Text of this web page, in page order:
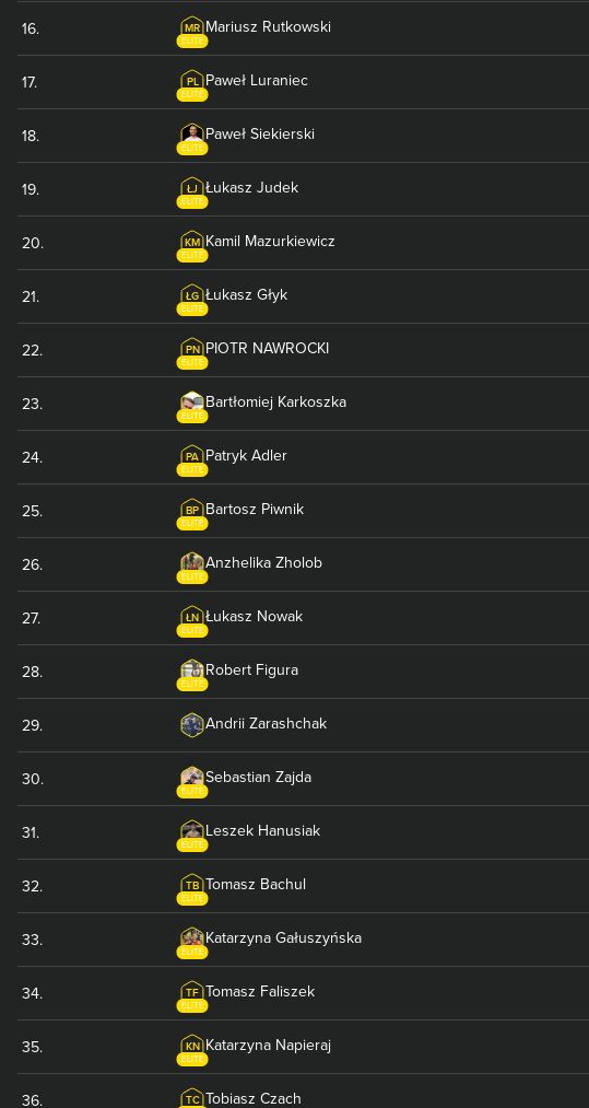
16. MR
ELITE
Mariusz Rutkowski
17. PL
ELITE
Paweł Luraniec
18.
ELITE
Paweł Siekierski
19. ŁJ
ELITE
Łukasz Judek
20. KM
ELITE
Kamil Mazurkiewicz
21. ŁG
ELITE
Łukasz Głyk
22. PN
ELITE
PIOTR NAWROCKI
23.
ELITE
Bartłomiej Karkoszka
24. PA
ELITE
Patryk Adler
25. BP
ELITE
Bartosz Piwnik
26.
ELITE
Anzhelika Zholob
27. ŁN
ELITE
Łukasz Nowak
28.
ELITE
Robert Figura
29. Andrii Zarashchak
30.
ELITE
Sebastian Zajda
31.
ELITE
Leszek Hanusiak
32. TB
ELITE
Tomasz Bachul
33.
ELITE
Katarzyna Gałuszyńska
34. TF
ELITE
Tomasz Faliszek
35. KN
ELITE
Katarzyna Napieraj
36. TC Tobiasz Czach